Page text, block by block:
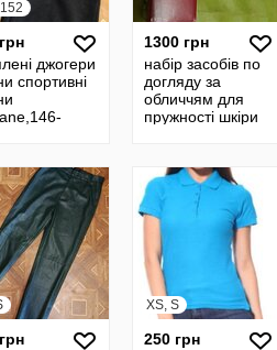
джогери
спортивні
1300 грн
набір засобів по
догляду за
обличчям для
пружності шкіри
ColageYvesRocher
XS, S
250 грн